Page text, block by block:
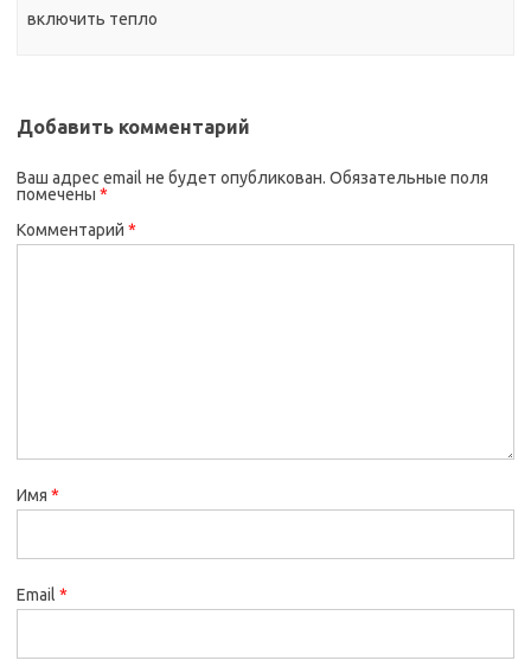
включить тепло
Добавить комментарий
Ваш адрес email не будет опубликован. Обязательные поля
помечены *
Комментарий *
Имя *
Email *